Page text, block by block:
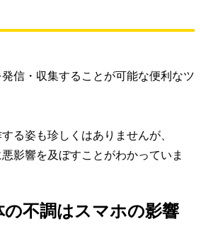
信・収集することが可能な便利なツ
る姿も珍しくはありませんが、
影響を及ぼすことがわかっていま
不調はスマホの影響